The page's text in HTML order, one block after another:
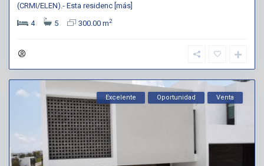
(CRMI/ELEN).- Esta residenc [más]
4
5 300.00 m2
Excelente Oportunidad Venta